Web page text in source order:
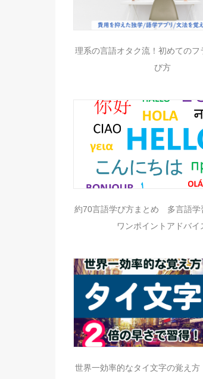
理系の言語オタク流！初めてのフ
び方
約70言語学び方まとめ 多言語学
ワンポイントアドバイ
世界一効率的なタイ文字の覚え